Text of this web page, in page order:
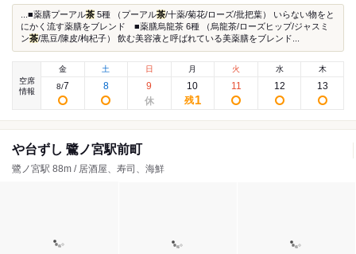
...■薬膳プーアル茶 5種 （プーアル茶/十薬/菊花/ローズ/批把葉） いらない物をと
にかく流す薬膳をブレンド ■薬膳烏龍茶 6種 （烏龍茶/ローズヒップ/ジャスミ
ン茶/黒豆/陳皮/枸杞子） 飲む美容液と呼ばれている美薬膳をブレンド...
空席
情報
金
8/7
土
8
日
9
月
10
残1
火
11
水
12
木
13
や台ずし 鷺ノ宮駅前町
鷺ノ宮駅 88m / 居酒屋、寿司、海鮮